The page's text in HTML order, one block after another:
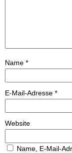
Name *
E-Mail-Adresse *
Website
Name, E-Mail-